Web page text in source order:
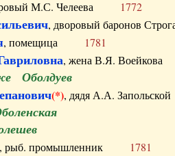
М.С. Челеева 1772
, дворовый баронов
, помещица 1781
, жена В.Я.
Оболдуев
(*), дядя А.А.
, рыб. промышленник 1781